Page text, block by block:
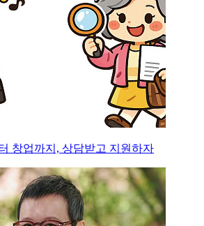
창업까지, 상담받고 지원하자